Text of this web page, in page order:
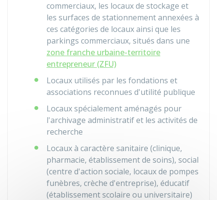
commerciaux, les locaux de stockage et
les surfaces de stationnement annexées à
ces catégories de locaux ainsi que les
parkings commerciaux, situés dans une
zone franche urbaine-territoire
entrepreneur (ZFU)
Locaux utilisés par les fondations et
associations reconnues d'utilité publique
Locaux spécialement aménagés pour
l'archivage administratif et les activités de
recherche
Locaux à caractère sanitaire (clinique,
pharmacie, établissement de soins), social
(centre d'action sociale, locaux de pompes
funèbres, crèche d'entreprise), éducatif
(établissement scolaire ou universitaire)